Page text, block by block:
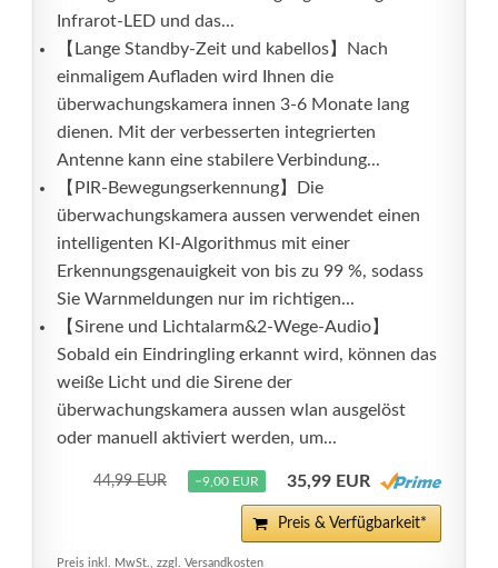
Infrarot-LED und das...
【Lange Standby-Zeit und kabellos】Nach
einmaligem Aufladen wird Ihnen die
überwachungskamera innen 3-6 Monate lang
dienen. Mit der verbesserten integrierten
Antenne kann eine stabilere Verbindung...
【PIR-Bewegungserkennung】Die
überwachungskamera aussen verwendet einen
intelligenten KI-Algorithmus mit einer
Erkennungsgenauigkeit von bis zu 99 %, sodass
Sie Warnmeldungen nur im richtigen...
【Sirene und Lichtalarm&2-Wege-Audio】
Sobald ein Eindringling erkannt wird, können das
weiße Licht und die Sirene der
überwachungskamera aussen wlan ausgelöst
oder manuell aktiviert werden, um...
44,99 EUR −9,00 EUR 35,99 EUR
Preis & Verfügbarkeit*
Preis inkl. MwSt., zzgl. Versandkosten